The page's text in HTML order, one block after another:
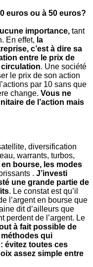
euros ou à 50 euros?
importance, tant
En effet, la
c’est à dire sa
entre le prix de
circulation. Une société
le prix de son action
par 10 sans que
change. Vous ne
de l’action mais
diversification
warrants, turbos,
bourse, les modes
. J’investi
une grande partie de
. Le constat est qu’il
l’argent en bourse que
dit d’ailleurs que
perdent de l’argent. Le
à fait possible de
qui
évitez toutes ces
assez simple entre